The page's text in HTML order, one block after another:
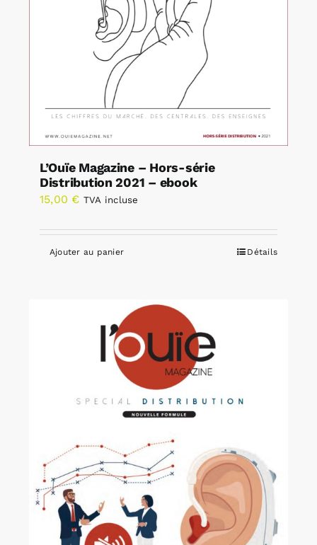
L’Ouïe Magazine – Hors-série
Distribution 2021 – ebook
15,00 € TVA incluse
Ajouter au panier Détails